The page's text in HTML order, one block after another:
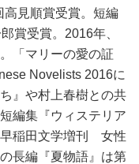
高見順賞受賞。短編
賞受賞。2016年、
「マリーの愛の証
Novelists 2016に
』や村上春樹との共
編集『ウィステリア
早稲田文学増刊 女性
長編『夏物語』は第